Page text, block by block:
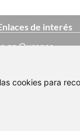
cookies para
de interés
en Ourense